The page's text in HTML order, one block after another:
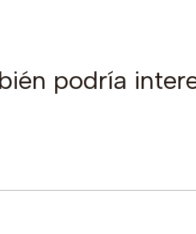
podría